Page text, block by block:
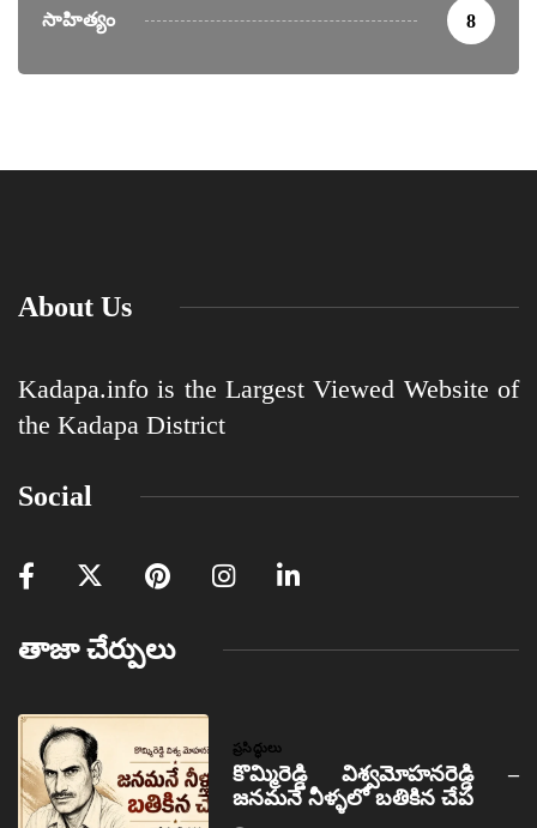
సాహిత్యం 8
About Us
Kadapa.info is the Largest Viewed Website of
the Kadapa District
Social
తాజా చేర్పులు
ప్రసిద్ధులు
కొమ్మిరెడ్డి విశ్వమోహనరెడ్డి –
జనమనే నీళ్ళలో బతికిన చేప